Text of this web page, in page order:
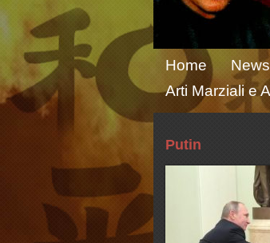
Home News
Arti Marziali e
Putin